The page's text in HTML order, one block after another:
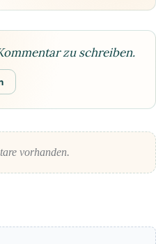
zu schreiben.
vorhanden.